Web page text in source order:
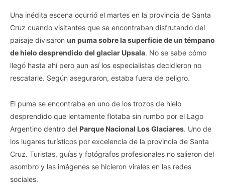
Una inédita escena ocurrió el martes en la provincia de Santa
Cruz cuando visitantes que se encontraban disfrutando del
paisaje divisaron un puma sobre la superficie de un témpano
de hielo desprendido del glaciar Upsala. No se sabe cómo
llegó hasta ahí pero aun así los especialistas decidieron no
rescatarle. Según aseguraron, estaba fuera de peligro.
El puma se encontraba en uno de los trozos de hielo
desprendido que lentamente flotaba sin rumbo por el Lago
Argentino dentro del Parque Nacional Los Glaciares. Uno de
los lugares turísticos por excelencia de la provincia de Santa
Cruz. Turistas, guías y fotógrafos profesionales no salieron del
asombro y las imágenes se hicieron virales en las redes
sociales.